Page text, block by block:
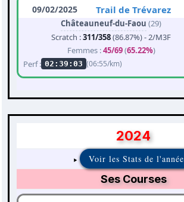
09/02/2025 Trail de Trévarez
Châteauneuf-du-Faou (29)
Scratch :311/358(86.87%) - 2/M3F
Femmes :45/69(65.22%)
Perf : 02:39:03 (06:55/km)
2024
Voir les Stats de l'année
Ses Courses